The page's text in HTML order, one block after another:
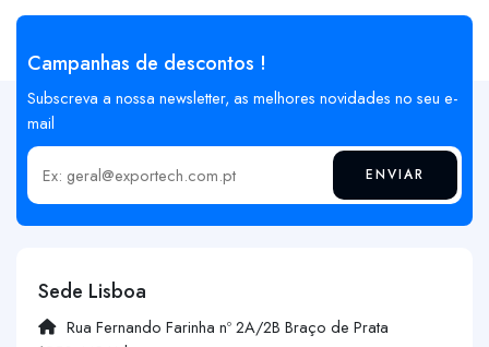
Campanhas de descontos !
Subscreva a nossa newsletter, as melhores novidades no seu e-
mail
Insira o seu email ENVIAR
Sede Lisboa
Rua Fernando Farinha nº 2A/2B Braço de Prata